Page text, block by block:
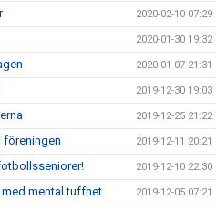
2020-02-10 07:29
2020-01-30 19:32
2020-01-07 21:31
2019-12-30 19:03
2019-12-25 21:22
föreningen 2019-12-11 20:21
2019-12-10 22:30
mental tuffhet 2019-12-05 07:21